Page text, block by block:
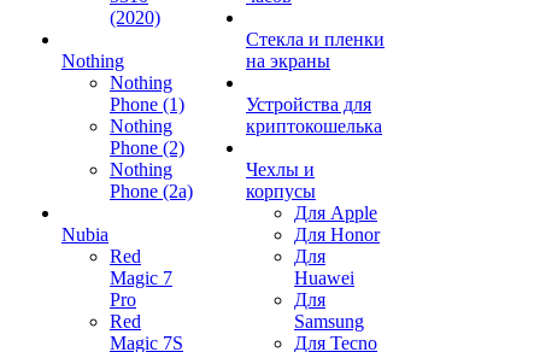
(2020)
Nothing
Nothing
Phone (1)
Nothing
Phone (2)
Nothing
Phone (2a)
Nubia
Red
Magic 7
Pro
Red
Magic 7S
Стекла и пленки
на экраны
Устройства для
криптокошелька
Чехлы и
корпусы
Для Apple
Для Honor
Для
Huawei
Для
Samsung
Для Tecno